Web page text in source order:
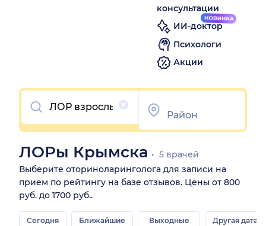
консультации
ИИ-доктор
Психологи
Акции
Очистить
ЛОРы Крымска
5 врачей
Выберите оториноларинголога для записи на
прием по рейтингу на базе отзывов. Цены от 800
руб. до 1700 руб..
Сегодня
Ближайшие
Выходные
Другая дата